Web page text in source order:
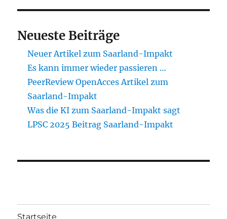
Neueste Beiträge
Neuer Artikel zum Saarland-Impakt
Es kann immer wieder passieren …
PeerReview OpenAcces Artikel zum
Saarland-Impakt
Was die KI zum Saarland-Impakt sagt
LPSC 2025 Beitrag Saarland-Impakt
Startseite